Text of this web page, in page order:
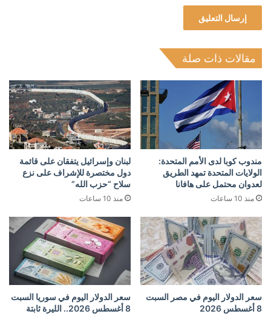
مقالات ذات صلة
مندوب كوبا لدى الأمم المتحدة:
الولايات المتحدة تمهد الطريق
لعدوان محتمل على هافانا
منذ 10 ساعات
لبنان وإسرائيل يتفقان على قائمة
دول مختصرة للإشراف على نزع
سلاح “حزب الله”
منذ 10 ساعات
سعر الدولار اليوم في مصر السبت
8 أغسطس 2026
سعر الدولار اليوم في سوريا السبت
8 أغسطس 2026.. الليرة ثابتة